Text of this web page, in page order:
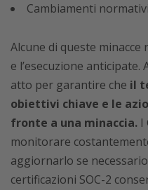
Cambiamenti normativi
Alcune di queste minacce
e l’esecuzione
atto per garantire che il
obiettivi chiave e le
fronte a una minaccia. I
monitorare
aggiornarlo se
certificazioni SOC-2